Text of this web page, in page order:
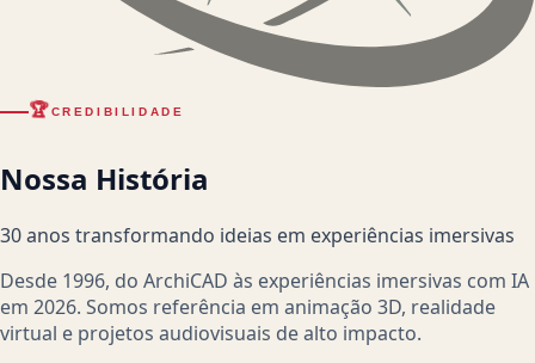
🏆CREDIBILIDADE
Nossa História
30 anos transformando ideias em experiências imersivas
Desde 1996, do ArchiCAD às experiências imersivas com IA
em 2026. Somos referência em animação 3D, realidade
virtual e projetos audiovisuais de alto impacto.